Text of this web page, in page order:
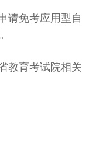
请免考应用型自
教育考试院相关